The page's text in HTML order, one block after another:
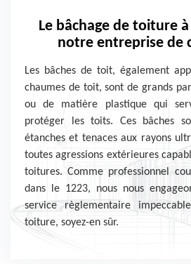
Le bâchage de toiture
notre entreprise de
Les bâches de toit, également
chaumes de toit, sont de grands
ou de matière plastique qui
protéger les toits. Ces bâches
étanches et tenaces aux rayons
toutes agressions extérieures
toitures. Comme professionnel
dans le 1223, nous nous
service règlementaire
toiture, soyez-en sûr.